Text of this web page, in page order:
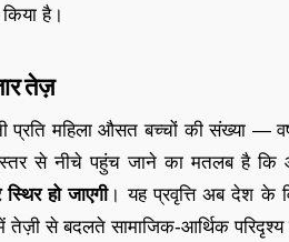
है।
तेज़
महिला औसत बच्चों की संख्या —
स्तर से नीचे पहुंच जाने का मतलब है
स्थिर हो जाएगी। यह प्रवृत्ति अब देश के
तेज़ी से बदलते सामाजिक-आर्थिक